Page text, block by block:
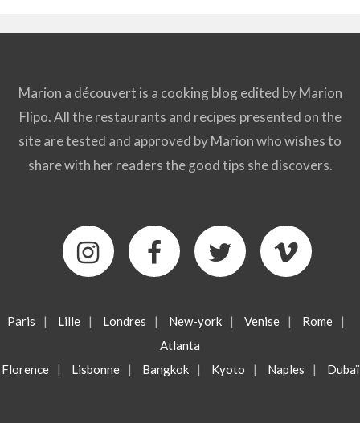
Marion a découvert is a cooking blog edited by Marion
Flipo. All the restaurants and recipes presented on the
site are tested and approved by Marion who wishes to
share with her readers the good tips she discovers.
Paris | Lille | Londres | New-york | Venise | Rome
|
Atlanta
Florence
| Lisbonne | Bangkok | Kyoto | Naples | Dubaï